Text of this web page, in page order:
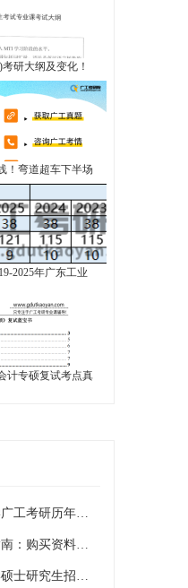
研大纲及变化！
！弯道超车下半场
2025年广东工业
计专硕复试考点真
广东工业大学广工考研历年学姐学长复试经验
考研帮防骗指南：购买资料前必看
广东工业大学硕士研究生招生复试考生须知